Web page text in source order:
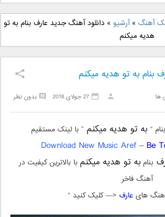
2
دانلود آهنگ جدید علی
یاسینی بنام دورترین نزدیک
آهنگ »آرشیو »دانلود آهنگ جدید عارف بنام به تو
هدیه میکنم
بنام به تو هدیه میکنم
ها بدون نظر 27 جولای 2018
بنام “ به تو هدیه میکنم ” با لینک مستقیم
Download New Music Aref –Be
بنامبه تو هدیه میکنمبا بالاترین کیفیت در
آهنگ فاخر
آهنگ هایعارف <— کلیک کنید “